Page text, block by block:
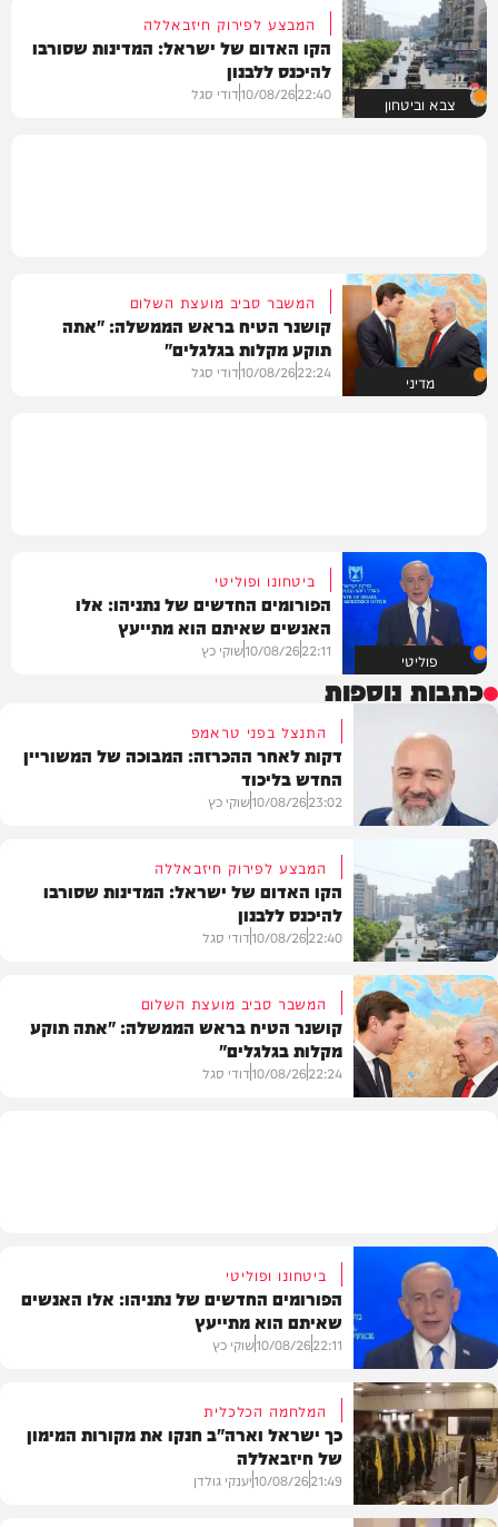
צבא וביטחון
המבצע לפירוק חיזבאללה
הקו האדום של ישראל: המדינות שסורבו
להיכנס ללבנון
22:40
10/08/26דודי סגל
מדיני
המשבר סביב מועצת השלום
קושנר הטיח בראש הממשלה: "אתה
תוקע מקלות בגלגלים"
22:24
10/08/26דודי סגל
פוליטי
ביטחונו ופוליטי
הפורומים החדשים של נתניהו: אלו
האנשים שאיתם הוא מתייעץ
22:11
10/08/26שוקי כץ
כתבות נוספות
פוליטי
התנצל בפני טראמפ
דקות לאחר ההכרזה: המבוכה של המשוריין
החדש בליכוד
23:02
10/08/26שוקי כץ
צבא וביטחון
המבצע לפירוק חיזבאללה
הקו האדום של ישראל: המדינות שסורבו
להיכנס ללבנון
22:40
10/08/26דודי סגל
המשבר סביב מועצת השלום
קושנר הטיח בראש הממשלה: "אתה תוקע
מקלות בגלגלים"
22:24
10/08/26דודי סגל
פוליטי
ביטחונו ופוליטי
הפורומים החדשים של נתניהו: אלו האנשים
שאיתם הוא מתייעץ
22:11
10/08/26שוקי כץ
המלחמה הכלכלית
כך ישראל וארה"ב חנקו את מקורות המימון
של חיזבאללה
21:49
10/08/26יענקי גולדן